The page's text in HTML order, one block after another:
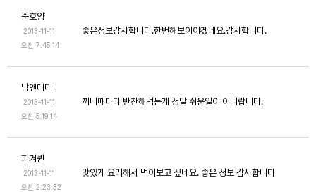
준호양
2013-11-11
오전 7:45:14
좋은정보감사합니다.한번해보아야겠네요.감사합니다.
맘앤대디
2013-11-11
오전 5:19:14
끼니때마다 반찬해먹는게 정말 쉬운일이 아니랍니다.
피겨퀸
2013-11-11
오전 2:23:32
맛있게 요리해서 먹어보고 싶네요. 좋은 정보 감사합니다